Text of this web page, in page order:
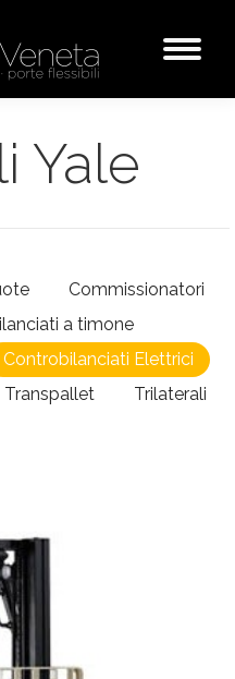
Yale
Commissionatori
a timone
Controbilanciati Elettrici
Transpallet Trilaterali